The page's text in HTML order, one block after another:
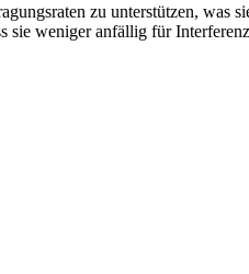
zu unterstützen,
sie weniger anfällig für